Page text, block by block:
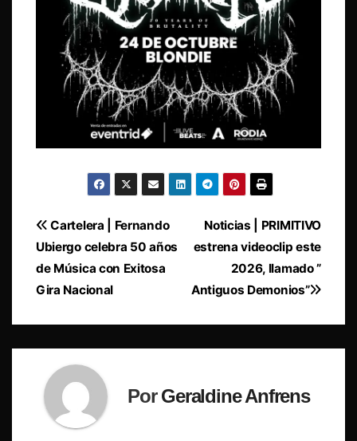
Navegación
de
entradas
Noticias | PRIMITIVO
estrena videoclip este
2026, llamado ”
Antiguos Demonios”
Cartelera | Fernando
Ubiergo celebra 50 años
de Música con Exitosa
Gira Nacional
PorGeraldine Anfrens